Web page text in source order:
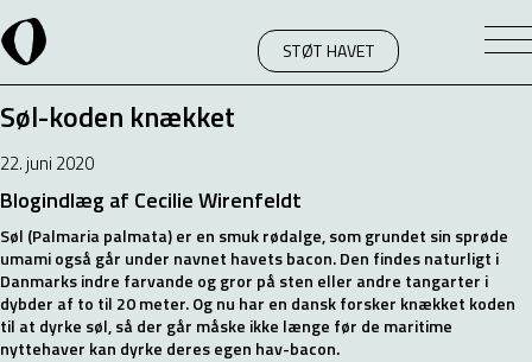
STØT HAVET
Søl-koden knækket
22. juni 2020
Blogindlæg af Cecilie Wirenfeldt
Søl (Palmaria palmata) er en smuk rødalge, som grundet sin sprøde
umami også går under navnet havets bacon. Den findes naturligt i
Danmarks indre farvande og gror på sten eller andre tangarter i
dybder af to til 20 meter. Og nu har en dansk forsker knækket koden
til at dyrke søl, så der går måske ikke længe før de maritime
nyttehaver kan dyrke deres egen hav-bacon.